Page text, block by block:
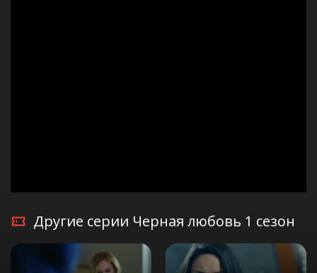
Другие серии Черная любовь 1 сезон